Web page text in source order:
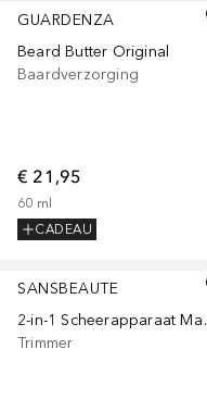
GUARDENZA
Beard Butter Original
Baardverzorging
€ 21,95
60 ml
CADEAU
SANSBEAUTE
2-in-1
Trimmer